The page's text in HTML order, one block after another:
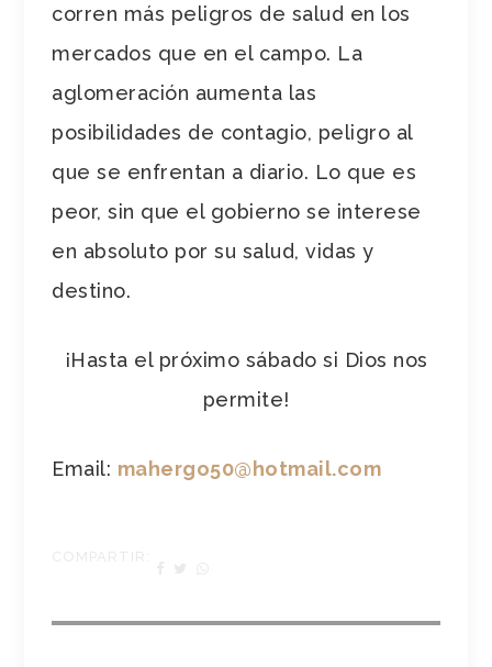
corren más peligros de salud en los
mercados que en el campo. La
aglomeración aumenta las
posibilidades de contagio, peligro al
que se enfrentan a diario. Lo que es
peor, sin que el gobierno se interese
en absoluto por su salud, vidas y
destino.
¡Hasta el próximo sábado si Dios nos
permite!
Email: mahergo50@hotmail.com